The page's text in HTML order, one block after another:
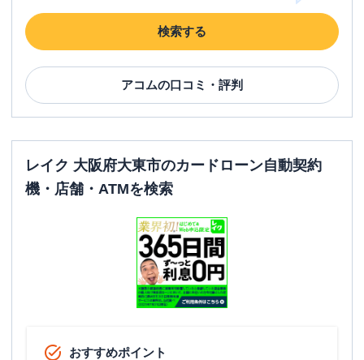
検索する
アコムの口コミ・評判
レイク 大阪府大東市のカードローン自動契約
機・店舗・ATMを検索
おすすめポイント